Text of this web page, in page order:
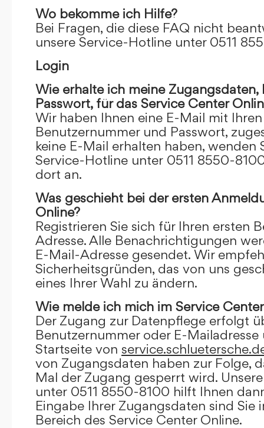
Wo bekomme ich Hilfe?
Bei Fragen, die diese FAQ nicht
unsere Service-Hotline unter 0511
Login
Wie erhalte ich meine
Passwort, für das Service Center
Wir haben Ihnen eine E-Mail mit
Benutzernummer und Passwort,
keine E-Mail erhalten haben, wenden
Service-Hotline unter 0511 8550-
dort an.
Was geschieht bei der ersten
Online?
Registrieren Sie sich für Ihren ersten
Adresse. Alle Benachrichtigungen
E-Mail-Adresse gesendet. Wir
Sicherheitsgründen, das von uns
eines Ihrer Wahl zu ändern.
Wie melde ich mich im Service
Der Zugang zur Datenpflege erfolgt
Benutzernummer oder E-
Startseite von
von Zugangsdaten haben zur Folge,
Mal der Zugang gesperrt wird.
unter 0511 8550-8100 hilft Ihnen
Eingabe Ihrer Zugangsdaten sind Sie
Bereich des Service Center Online.